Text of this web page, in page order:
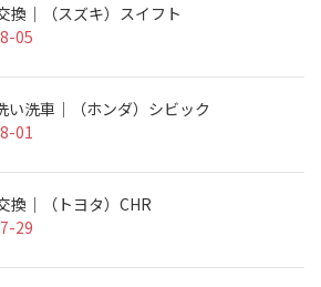
換｜（スズキ）スイフト
05
い洗車｜（ホンダ）シビック
01
換｜（トヨタ）CHR
29